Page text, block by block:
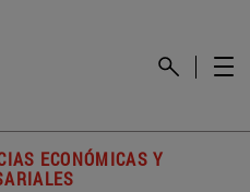
ECONÓMICAS Y